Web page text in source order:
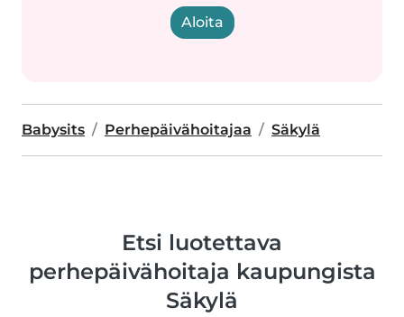
Aloita
Babysits Perhepäivähoitajaa Säkylä
Etsi luotettava
perhepäivähoitaja kaupungista
Säkylä